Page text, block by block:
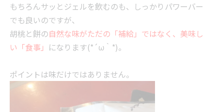
もちろんサッとジェルを飲むのも、しっかりパワーバー
でも良いのですが、
胡桃と餅の自然な味がただの「補給」ではなく、美味し
い「食事」 になります(*´ω｀*)。
ポイントは味だけではありません。